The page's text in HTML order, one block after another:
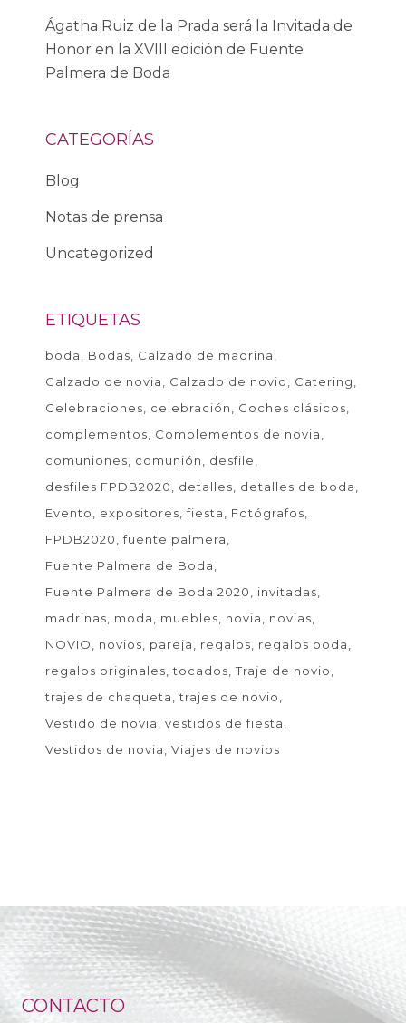
Ágatha Ruiz de la Prada será la Invitada de
Honor en la XVIII edición de Fuente
Palmera de Boda
CATEGORÍAS
Blog
Notas de prensa
Uncategorized
ETIQUETAS
boda Bodas
Calzado de madrina
Calzado de novia
Calzado de novio
Catering
Celebraciones
celebración
Coches clásicos
complementos
Complementos de novia
comuniones
comunión
desfile
desfiles FPDB2020
detalles
detalles de boda
Evento
expositores fiesta
Fotógrafos
FPDB2020
fuente palmera
Fuente Palmera de Boda
Fuente Palmera de Boda 2020
invitadas
madrinas
moda muebles novia
novias
NOVIO
novios pareja regalos
regalos boda
regalos originales tocados Traje de novio
trajes de chaqueta
trajes de novio
Vestido de novia
vestidos de fiesta
Vestidos de novia
Viajes de novios
CONTACTO